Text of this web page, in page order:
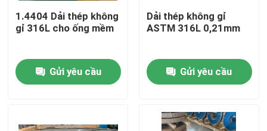
Trang Chủ
Các sản phẩm
1.4404 Dải thép không
gỉ 316L cho ống mềm
Gửi yêu cầu
Dải thép không gỉ
ASTM 316L 0,21mm
Gửi yêu cầu